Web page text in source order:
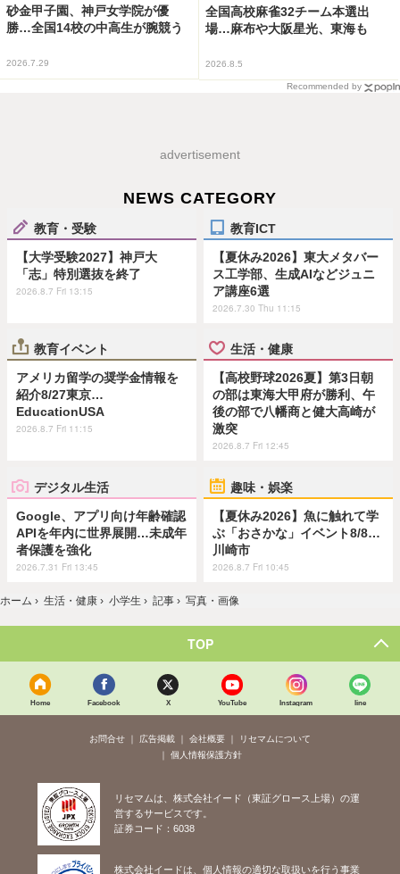
砂金甲子園、神戸女学院が優
勝…全国14校の中高生が腕競う
2026.7.29
全国高校麻雀32チーム本選出
場…麻布や大阪星光、東海も
2026.8.5
Recommended by
advertisement
NEWS CATEGORY
教育・受験
【大学受験2027】神戸大
「志」特別選抜を終了
2026.8.7 Fri 13:15
教育ICT
【夏休み2026】東大メタバー
ス工学部、生成AIなどジュニ
ア講座6選
2026.7.30 Thu 11:15
教育イベント
アメリカ留学の奨学金情報を
紹介8/27東京…
EducationUSA
2026.8.7 Fri 11:15
生活・健康
【高校野球2026夏】第3日朝
の部は東海大甲府が勝利、午
後の部で八幡商と健大高崎が
激突
2026.8.7 Fri 12:45
デジタル生活
Google、アプリ向け年齢確認
APIを年内に世界展開…未成年
者保護を強化
2026.7.31 Fri 13:45
趣味・娯楽
【夏休み2026】魚に触れて学
ぶ「おさかな」イベント8/8…
川崎市
2026.8.7 Fri 10:45
ホーム › 生活・健康 › 小学生 › 記事 › 写真・画像
TOP
Home Facebook X YouTube Instagram line
お問合せ 広告掲載 会社概要
リセマムについて
個人情報保護方針
リセマムは、株式会社イード（東証グロース上場）の運
営するサービスです。
証券コード：6038
株式会社イードは、個人情報の適切な取扱いを行う事業